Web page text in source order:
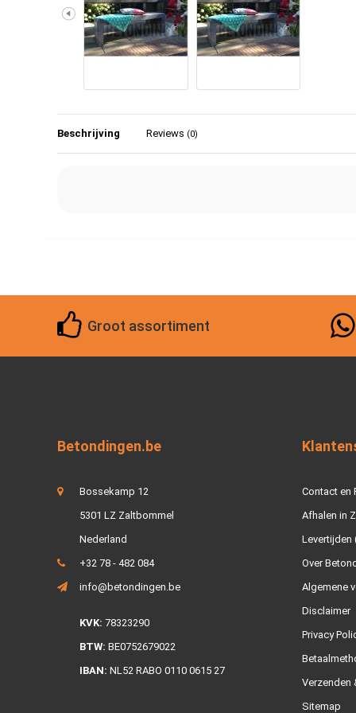
Beschrijving Reviews (0)
Groot assortiment
Betondingen.be
Bossekamp 12
5301 LZ Zaltbommel
Nederland
+32 78 - 482 084
info@betondingen.be
KVK: 78323290
BTW: BE0752679022
IBAN: NL52 RABO 0110 0615 27
Contact en
Afhalen in
Levertijden
Over
Algemene
Disclaimer
Privacy
Verzenden
Sitemap